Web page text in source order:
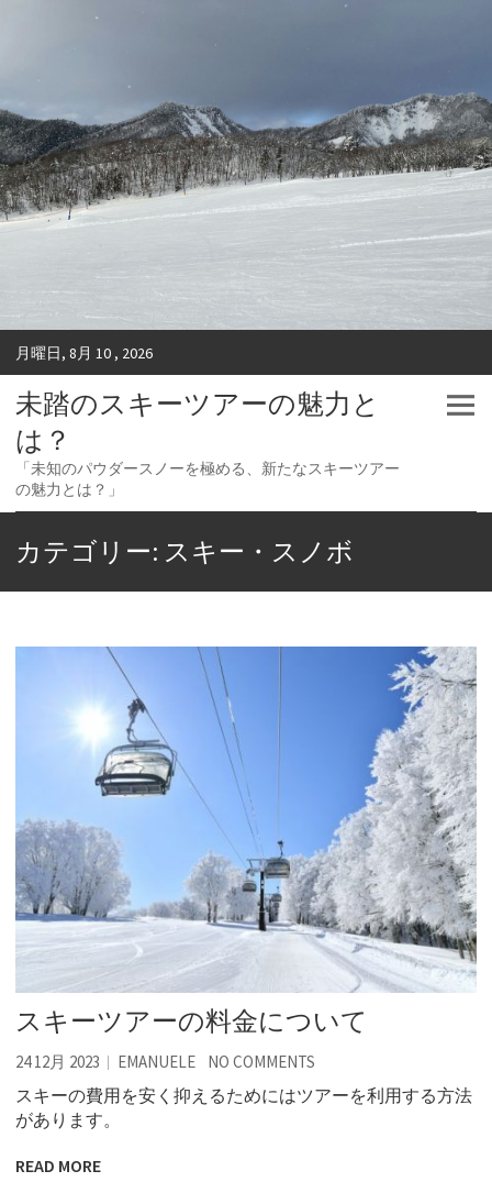
月曜日, 8月 10 , 2026
未踏のスキーツアーの魅力と
は？
「未知のパウダースノーを極める、新たなスキーツアー
の魅力とは？」
カテゴリー: スキー・スノボ
スキーツアーの料金について
24 12月 2023 EMANUELE NO COMMENTS
スキーの費用を安く抑えるためにはツアーを利用する方法
があります。
READ MORE